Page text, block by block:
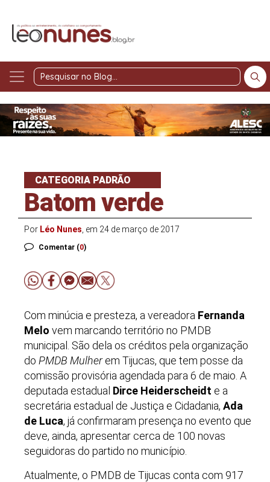
Pesquisar
Blog
CATEGORIA PADRÃO
Batom verde
Por Léo Nunes , em 24 de março de 2017
Comentar (0)
Com minúcia e presteza, a vereadora Fernanda
Melo vem marcando território no PMDB
municipal. São dela os créditos pela organização
do PMDB Mulherem Tijucas, que tem posse da
comissão provisória agendada para 6 de maio. A
deputada estadual Dirce Heiderscheidt e a
secretária estadual de Justiça e Cidadania, Ada
de Luca, já confirmaram presença no evento que
deve, ainda, apresentar cerca de 100 novas
seguidoras do partido no município.
Atualmente, o PMDB de Tijucas conta com 917